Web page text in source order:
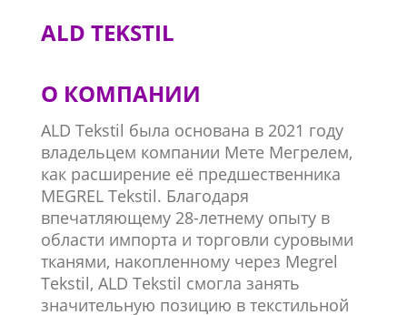
ALD TEKSTIL
О КОМПАНИИ
ALD Tekstil была основана в 2021 году
владельцем компании Мете Мегрелем,
как расширение её предшественника
MEGREL Tekstil. Благодаря
впечатляющему 28-летнему опыту в
области импорта и торговли суровыми
тканями, накопленному через Megrel
Tekstil, ALD Tekstil смогла занять
значительную позицию в текстильной